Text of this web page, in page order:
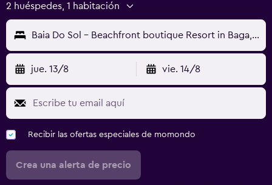
2 huéspedes, 1 habitación
Baia Do Sol - Beachfront boutique Resort in Baga, Calangute
jue. 13/8 vie. 14/8
Recibir las ofertas especiales de momondo
Crea una alerta de precio